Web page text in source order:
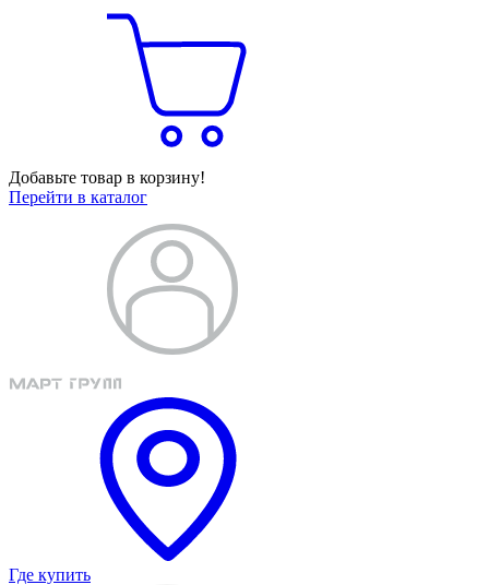
Добавьте товар в корзину!
Перейти в каталог
Где купить